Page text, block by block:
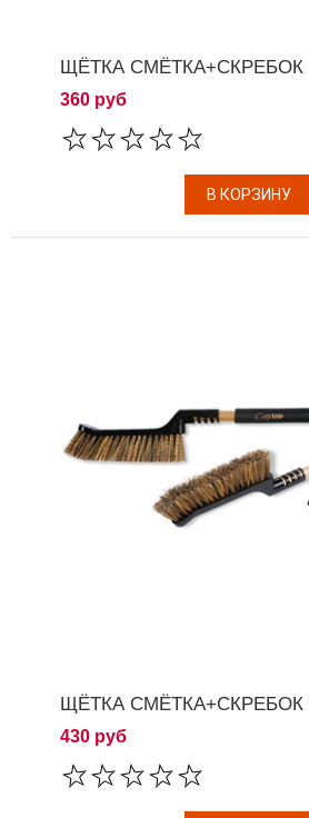
ЩЁТКА СМЁТКА+СКРЕБОК
360 руб
ЩЁТКА СМЁТКА+СКРЕБОК
430 руб